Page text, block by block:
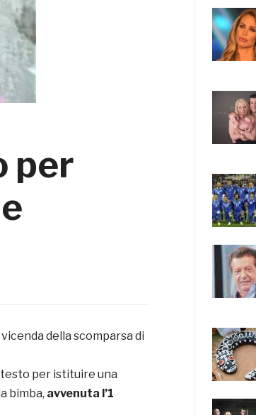
per
della scomparsa di
per istituire una
bimba, avvenuta l’1